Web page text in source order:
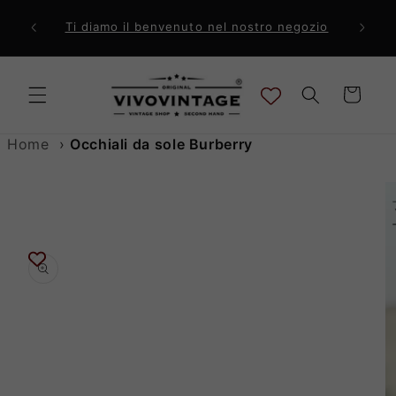
direttamente
ai contenuti
a 99€ Ti diamo il benvenuto nel nostro negozio
Carrello
Home › Occhiali da sole Burberry